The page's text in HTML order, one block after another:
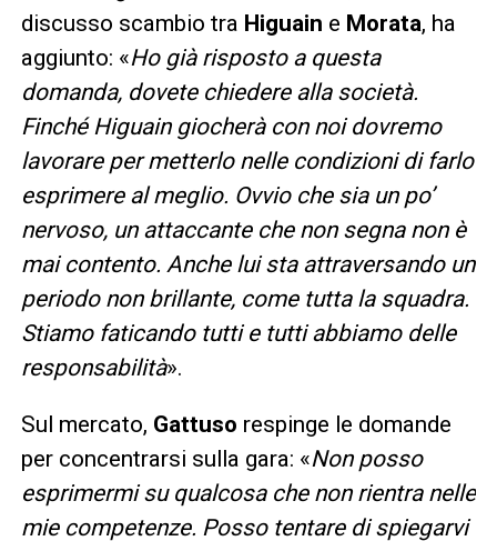
discusso scambio tra Higuain e Morata, ha
aggiunto: «Ho già risposto a questa
domanda, dovete chiedere alla società.
Finché Higuain giocherà con noi dovremo
lavorare per metterlo nelle condizioni di farlo
esprimere al meglio. Ovvio che sia un po’
nervoso, un attaccante che non segna non è
mai contento. Anche lui sta attraversando un
periodo non brillante, come tutta la squadra.
Stiamo faticando tutti e tutti abbiamo delle
responsabilità».
Sul mercato, Gattuso respinge le domande
per concentrarsi sulla gara: «Non posso
esprimermi su qualcosa che non rientra nelle
mie competenze. Posso tentare di spiegarvi